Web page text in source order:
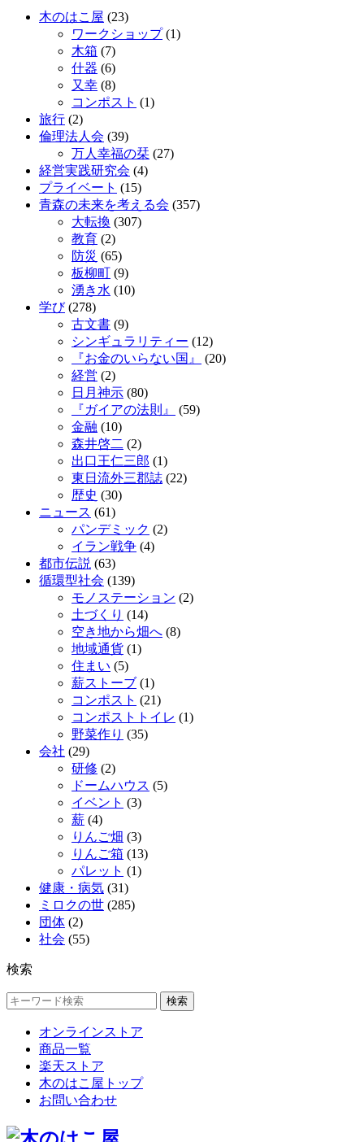
木のはこ屋 (23)
ワークショップ(1)
木箱 (7)
什器 (6)
又幸 (8)
コンポスト (1)
旅行 (2)
倫理法人会 (39)
万人幸福の栞 (27)
経営実践研究会 (4)
プライベート (15)
青森の未来を考える会 (357)
大転換 (307)
教育 (2)
防災 (65)
板柳町 (9)
湧き水 (10)
学び(278)
古文書 (9)
シンギュラリティー (12)
『お金のいらない国』
(20)
経営 (2)
日月神示 (80)
『ガイアの法則』
(59)
金融 (10)
森井啓二 (2)
出口王仁三郎 (1)
東日流外三郡誌 (22)
歴史 (30)
ニュース (61)
パンデミック (2)
イラン戦争 (4)
都市伝説 (63)
循環型社会 (139)
モノステーション (2)
土づくり (14)
空き地から畑へ (8)
地域通貨 (1)
住まい (5)
薪ストーブ (1)
コンポスト (21)
コンポストトイレ (1)
野菜作り (35)
会社 (29)
研修 (2)
ドームハウス (5)
イベント (3)
薪 (4)
りんご畑 (3)
りんご箱 (13)
パレット (1)
健康・病気 (31)
ミロクの世 (285)
団体 (2)
社会 (55)
検索
検索
オンラインストア
商品一覧
楽天ストア
木のはこ屋トップ
お問い合わせ